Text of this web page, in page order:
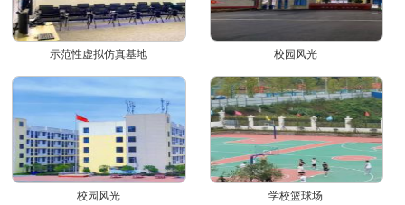
示范性虚拟仿真基地 校园风光
校园风光 学校篮球场